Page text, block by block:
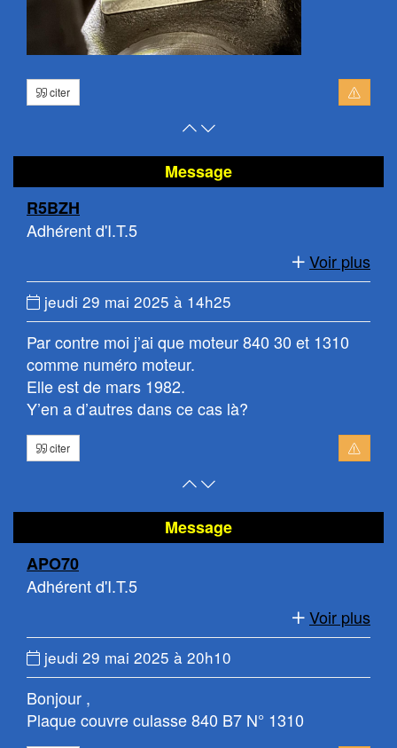
citer
Retour
haut
de
Atteindre
bas
de
Message
R5BZH
Adhérent d'I.T.5
Voir plus
Date
du
message
:
jeudi 29 mai 2025 à 14h25
Par contre moi j’ai que moteur 840 30 et 1310
comme numéro moteur.
Elle est de mars 1982.
Y’en a d’autres dans ce cas là?
citer
Retour
haut
de
Atteindre
bas
de
Message
APO70
Adhérent d'I.T.5
Voir plus
Date
du
message
:
jeudi 29 mai 2025 à 20h10
Bonjour ,
Plaque couvre culasse 840 B7 N° 1310